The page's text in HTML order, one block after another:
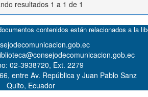
resultados 1 a 1 de 1
contenidos están relacionados a la
02-3938720, Ext. 2279
entre Av. República y Juan Pablo Sanz
Quito, Ecuador